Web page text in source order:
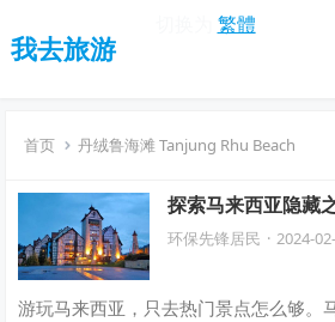
繁體
我去旅游
首页 丹绒鲁海滩 Tanjung Rhu Beach
探索马来西亚隐藏
荐！
环保先锋居民 · 2024-
游玩马来西亚，只去热门景点怎么够。